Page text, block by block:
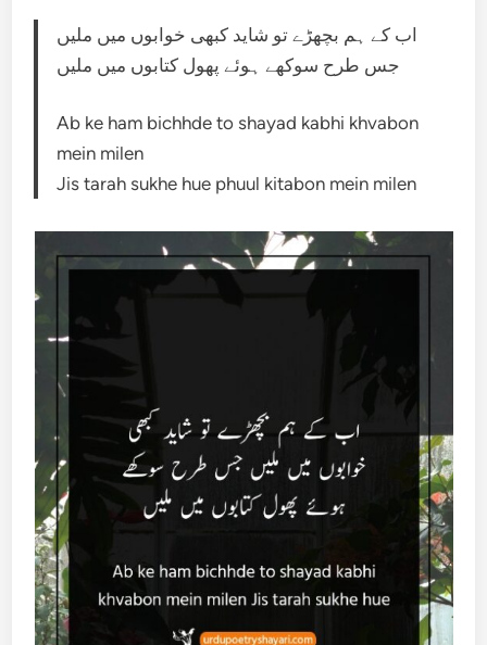
اب کے ہم بچھڑے تو شاید کبھی خوابوں میں ملیں
جس طرح سوکھے ہوئے پھول کتابوں میں ملیں
Ab ke ham bichhde to shayad kabhi khvabon
mein milen
Jis tarah sukhe hue phuul kitabon mein milen